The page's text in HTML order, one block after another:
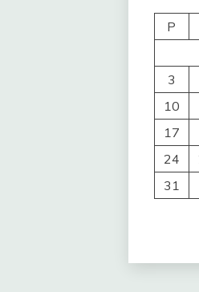
P
3
10
17
24
31